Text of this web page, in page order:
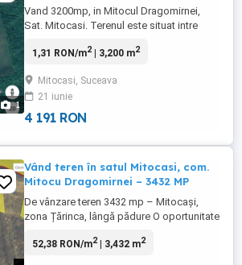
1
Vand 3200mp, in Mitocul Dragomirnei,
Sat. Mitocasi. Terenul este situat intre
se afla - o casa de vacanta in dreapa -
Mitocasi, este o zona liniustita si foarte
pitoreasca. Pret 700 euro ar Relatii la tel: +
...
1,31 RON/m2| 3,200 m2
Mitocasi, Suceava
21 iunie
4 191 RON
Vând teren în satul Mitocasi, com.
Mitocu Dragomirnei – 3432 MP
De vânzare teren 3432 mp – Mitocași,
zona Țărinca, lângă pădure O oportunitate
natură și aer curat! Localizare: Sat
52,38 RON/m2| 3,432 m2